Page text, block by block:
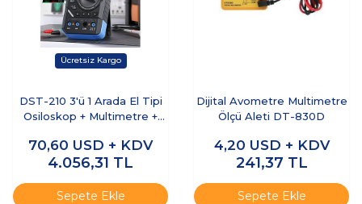
DST-210 3'ü 1 Arada El Tipi
Osiloskop + Multimetre +
70,60 USD + KDV
4.056,31 TL
Sepete Ekle
Dijital Avometre Multimetre
Ölçü Aleti DT-830D
4,20 USD + KDV
241,37 TL
Sepete Ekle